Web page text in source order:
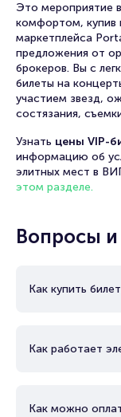
Это мероприятие
комфортом, купив
маркетплейса
предложения от
брокеров. Вы с
билеты на
участием звезд,
состязания,
Узнать цены VIP-
информацию об
элитных мест в
этом разделе.
Вопросы и
Как купить
Как работает
Как можно